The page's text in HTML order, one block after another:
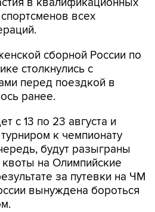
всех
сборной России по
столкнулись с
перед поездкой в
ранее.
с 13 по 23 августа и
к чемпионату
будут разыграны
на Олимпийские
за путевки на ЧМ
вынуждена бороться